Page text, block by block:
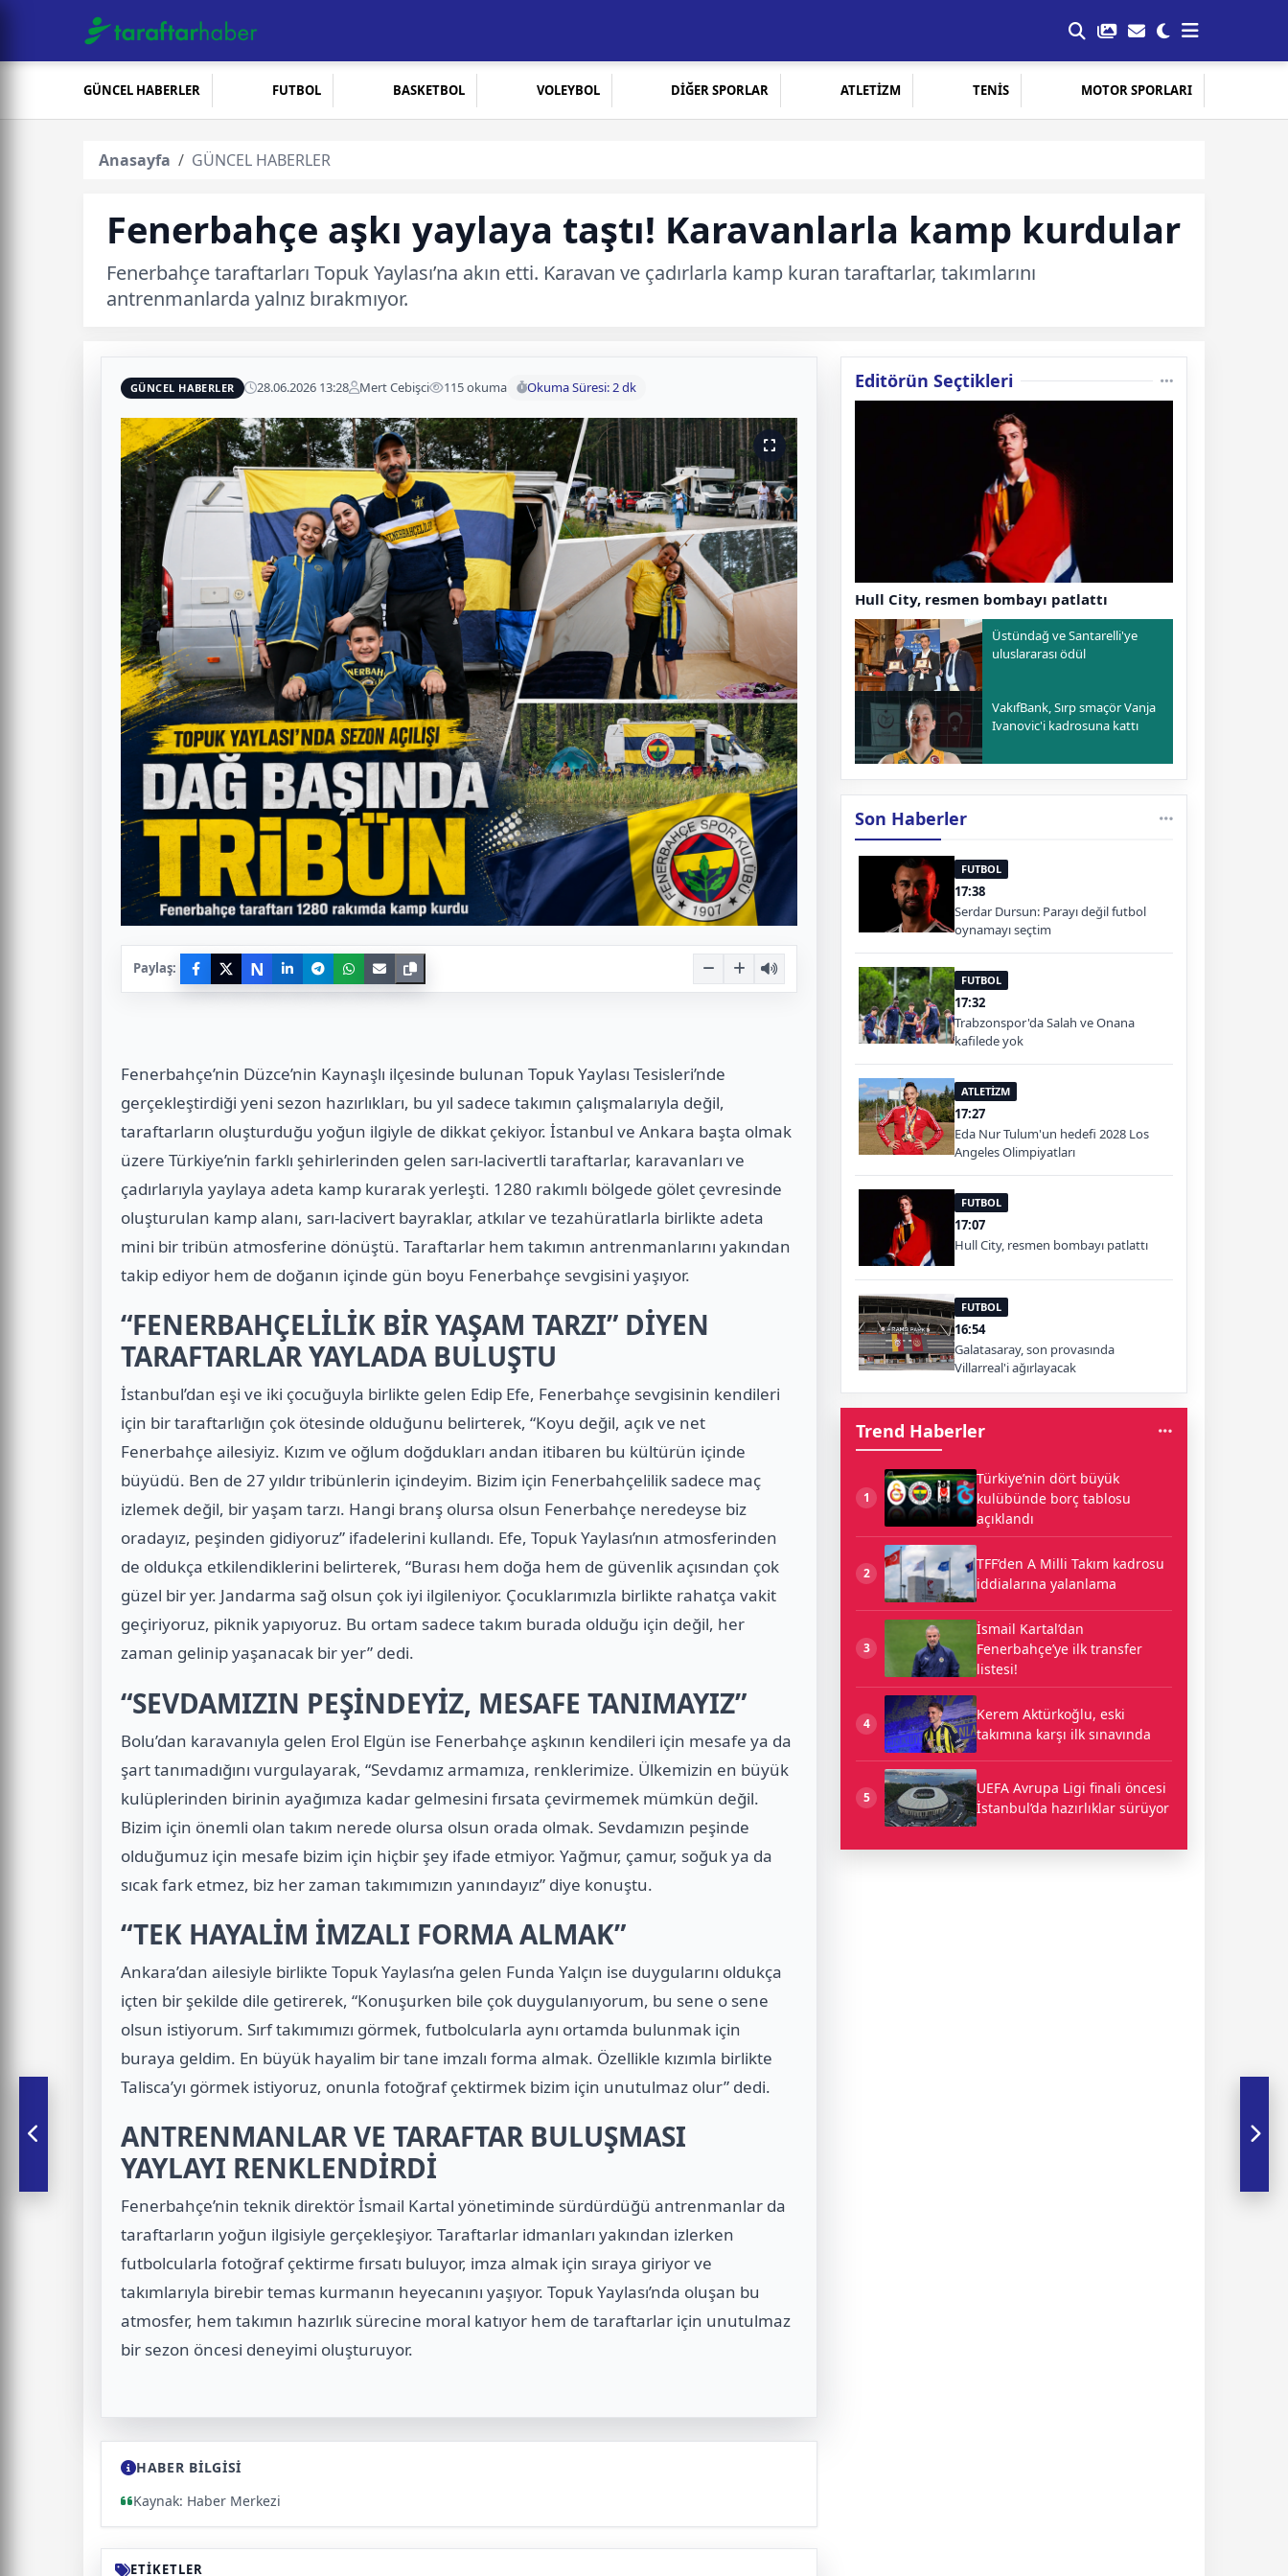
GÜNCEL HABERLER FUTBOL BASKETBOL VOLEYBOL DİĞER SPORLAR ATLETİZM TENİS MOTOR SPORLARI
Anasayfa GÜNCEL HABERLER
Fenerbahçe aşkı yaylaya taştı! Karavanlarla kamp kurdular
Fenerbahçe taraftarları Topuk Yaylası’na akın etti. Karavan ve çadırlarla kamp kuran taraftarlar, takımlarını
antrenmanlarda yalnız bırakmıyor.
GÜNCEL HABERLER 28.06.2026 13:28 Mert Cebişci 115 okuma Okuma Süresi: 2 dk
Paylaş: N
Fenerbahçe’nin Düzce’nin Kaynaşlı ilçesinde bulunan Topuk Yaylası Tesisleri’nde
gerçekleştirdiği yeni sezon hazırlıkları, bu yıl sadece takımın çalışmalarıyla değil,
taraftarların oluşturduğu yoğun ilgiyle de dikkat çekiyor. İstanbul ve Ankara başta olmak
üzere Türkiye’nin farklı şehirlerinden gelen sarı-lacivertli taraftarlar, karavanları ve
çadırlarıyla yaylaya adeta kamp kurarak yerleşti. 1280 rakımlı bölgede gölet çevresinde
oluşturulan kamp alanı, sarı-lacivert bayraklar, atkılar ve tezahüratlarla birlikte adeta
mini bir tribün atmosferine dönüştü. Taraftarlar hem takımın antrenmanlarını yakından
takip ediyor hem de doğanın içinde gün boyu Fenerbahçe sevgisini yaşıyor.
“FENERBAHÇELİLİK BİR YAŞAM TARZI” DİYEN
TARAFTARLAR YAYLADA BULUŞTU
İstanbul’dan eşi ve iki çocuğuyla birlikte gelen Edip Efe, Fenerbahçe sevgisinin kendileri
için bir taraftarlığın çok ötesinde olduğunu belirterek, “Koyu değil, açık ve net
Fenerbahçe ailesiyiz. Kızım ve oğlum doğdukları andan itibaren bu kültürün içinde
büyüdü. Ben de 27 yıldır tribünlerin içindeyim. Bizim için Fenerbahçelilik sadece maç
izlemek değil, bir yaşam tarzı. Hangi branş olursa olsun Fenerbahçe neredeyse biz
oradayız, peşinden gidiyoruz” ifadelerini kullandı. Efe, Topuk Yaylası’nın atmosferinden
de oldukça etkilendiklerini belirterek, “Burası hem doğa hem de güvenlik açısından çok
güzel bir yer. Jandarma sağ olsun çok iyi ilgileniyor. Çocuklarımızla birlikte rahatça vakit
geçiriyoruz, piknik yapıyoruz. Bu ortam sadece takım burada olduğu için değil, her
zaman gelinip yaşanacak bir yer” dedi.
“SEVDAMIZIN PEŞİNDEYİZ, MESAFE TANIMAYIZ”
Bolu’dan karavanıyla gelen Erol Elgün ise Fenerbahçe aşkının kendileri için mesafe ya da
şart tanımadığını vurgulayarak, “Sevdamız armamıza, renklerimize. Ülkemizin en büyük
kulüplerinden birinin ayağımıza kadar gelmesini fırsata çevirmemek mümkün değil.
Bizim için önemli olan takım nerede olursa olsun orada olmak. Sevdamızın peşinde
olduğumuz için mesafe bizim için hiçbir şey ifade etmiyor. Yağmur, çamur, soğuk ya da
sıcak fark etmez, biz her zaman takımımızın yanındayız” diye konuştu.
“TEK HAYALİM İMZALI FORMA ALMAK”
Ankara’dan ailesiyle birlikte Topuk Yaylası’na gelen Funda Yalçın ise duygularını oldukça
içten bir şekilde dile getirerek, “Konuşurken bile çok duygulanıyorum, bu sene o sene
olsun istiyorum. Sırf takımımızı görmek, futbolcularla aynı ortamda bulunmak için
buraya geldim. En büyük hayalim bir tane imzalı forma almak. Özellikle kızımla birlikte
Talisca’yı görmek istiyoruz, onunla fotoğraf çektirmek bizim için unutulmaz olur” dedi.
ANTRENMANLAR VE TARAFTAR BULUŞMASI
YAYLAYI RENKLENDİRDİ
Fenerbahçe’nin teknik direktör İsmail Kartal yönetiminde sürdürdüğü antrenmanlar da
taraftarların yoğun ilgisiyle gerçekleşiyor. Taraftarlar idmanları yakından izlerken
futbolcularla fotoğraf çektirme fırsatı buluyor, imza almak için sıraya giriyor ve
takımlarıyla birebir temas kurmanın heyecanını yaşıyor. Topuk Yaylası’nda oluşan bu
atmosfer, hem takımın hazırlık sürecine moral katıyor hem de taraftarlar için unutulmaz
bir sezon öncesi deneyimi oluşturuyor.
HABER BİLGİSİ
Kaynak: Haber Merkezi
ETİKETLER
Editörün Seçtikleri
Hull City, resmen bombayı patlattı
Üstündağ ve Santarelli'ye
uluslararası ödül
VakıfBank, Sırp smaçör Vanja
Ivanovic'i kadrosuna kattı
Son Haberler
FUTBOL
17:38
Serdar Dursun: Parayı değil futbol
oynamayı seçtim
FUTBOL
17:32
Trabzonspor'da Salah ve Onana
kafilede yok
ATLETİZM
17:27
Eda Nur Tulum'un hedefi 2028 Los
Angeles Olimpiyatları
FUTBOL
17:07
Hull City, resmen bombayı patlattı
FUTBOL
16:54
Galatasaray, son provasında
Villarreal'i ağırlayacak
Trend Haberler
1
Türkiye’nin dört büyük
kulübünde borç tablosu
açıklandı
2
TFF’den A Milli Takım kadrosu
iddialarına yalanlama
3
İsmail Kartal’dan
Fenerbahçe’ye ilk transfer
listesi!
4
Kerem Aktürkoğlu, eski
takımına karşı ilk sınavında
5
UEFA Avrupa Ligi finali öncesi
İstanbul’da hazırlıklar sürüyor